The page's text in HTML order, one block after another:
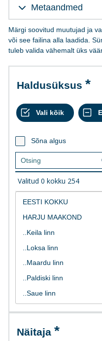
Metaandmed
Märgi soovitud muutujad ja
või see failina alla laadida.
tuleb valida vähemalt üks
Haldusüksus
Sõna algus
Valitud 0 kokku 254
Näitaja